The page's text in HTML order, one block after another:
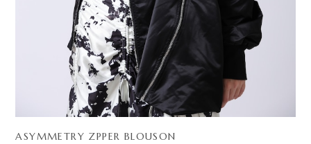
ASYMMETRY ZPPER BLOUSON